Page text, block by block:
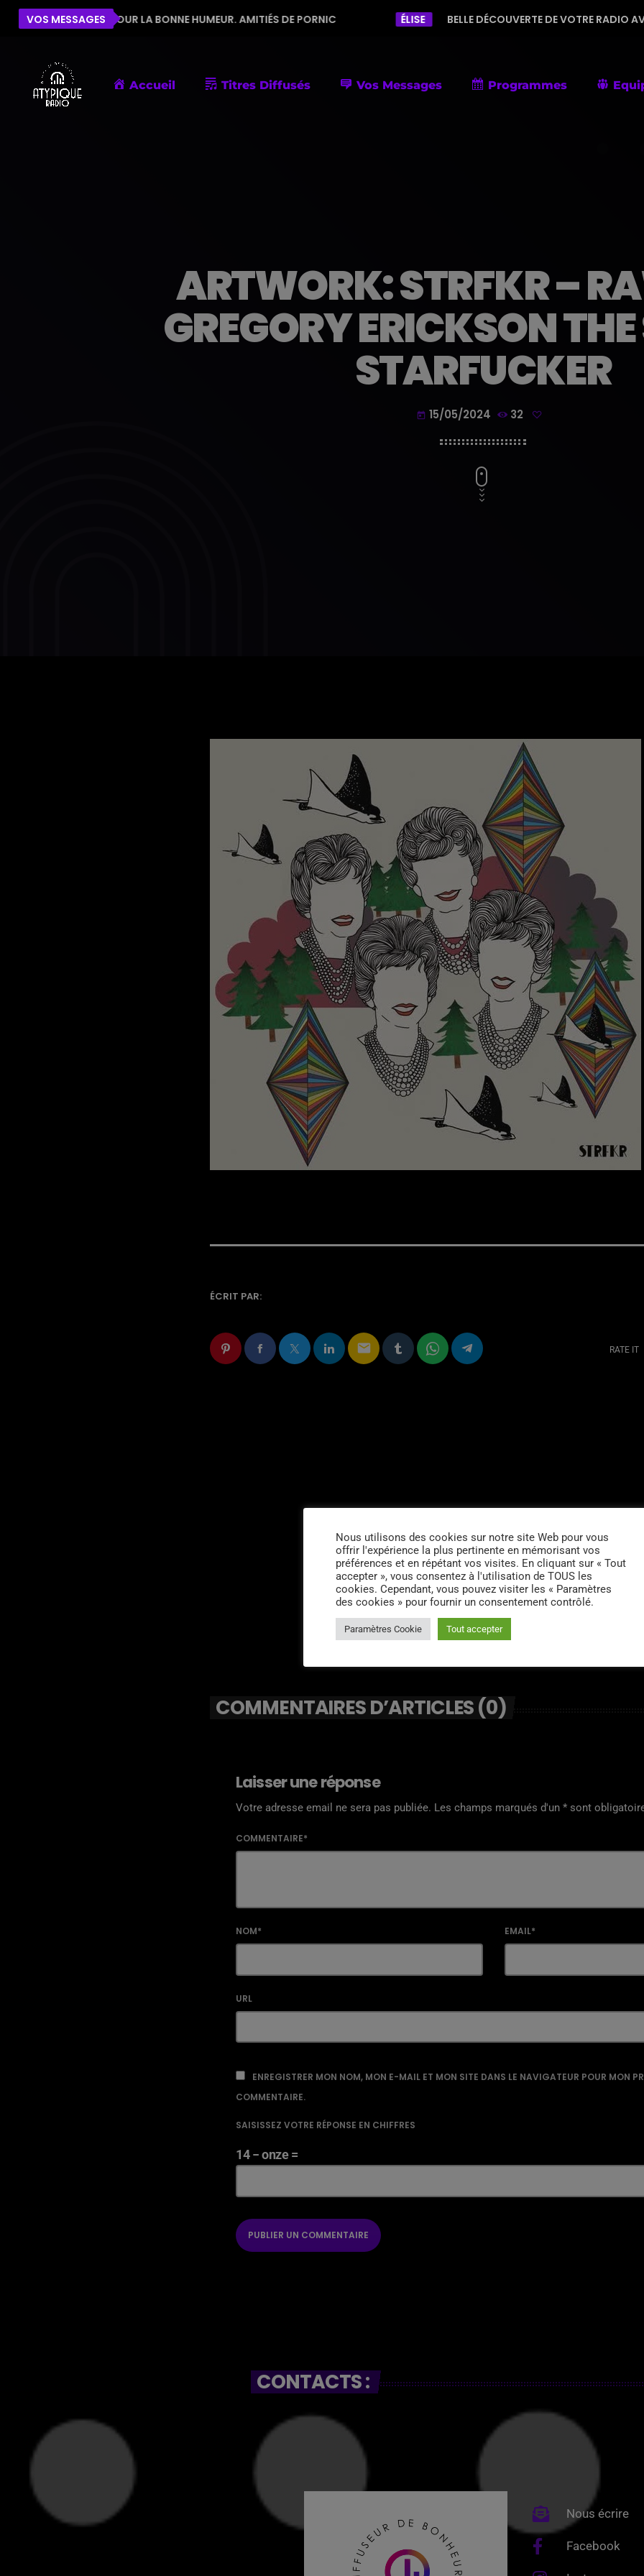
VOS MESSAGES
POUR LA BONNE HUMEUR. AMITIÉS DE PORNIC ÉLISE BELLE DÉCOUVERTE DE VOTRE RADIO AVEC UNE
Accueil Titres Diffusés Vos Messages Programmes
ARTWORK: STRFKR –
GREGORY ERICKSON
STARFUCKER
today 15/05/2024 32
ÉCRIT PAR:
email RATE IT
COMMENTAIRES D’ARTICLES (0)
Laisser une réponse
Votre adresse email ne sera pas publiée. Les champs marqués d'un * sont
COMMENTAIRE*
NOM* EMAIL*
URL
ENREGISTRER MON NOM, MON E-MAIL ET MON SITE DANS LE NAVIGATEUR POUR MON
COMMENTAIRE.
SAISISSEZ VOTRE RÉPONSE EN CHIFFRES
14 − onze =
CONTACTS :
Nous écrire
Facebook
Nous utilisons des cookies sur notre site Web pour vous
offrir l'expérience la plus pertinente en mémorisant vos
préférences et en répétant vos visites. En cliquant sur « Tout
accepter », vous consentez à l'utilisation de TOUS les
cookies. Cependant, vous pouvez visiter les « Paramètres
des cookies » pour fournir un consentement contrôlé.
Paramètres Cookie Tout accepter